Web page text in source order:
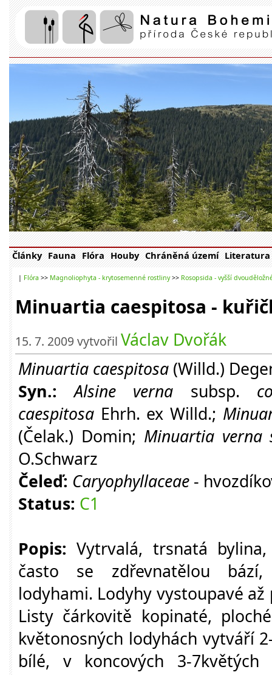
Články Fauna Flóra Houby Chráněná území Literatura
| Flóra >> Magnoliophyta - krytosemenné rostliny>> Rosopsida - vyšší
Minuartia caespitosa -
15. 7. 2009 vytvořil Václav Dvořák
Minuartia caespitosa (Willd.)
Syn.:Alsine verna subsp.
caespitosa Ehrh. ex Willd.;
(Čelak.) Domin; Minuartia verna
O.Schwarz
Čeleď: Caryophyllaceae -
Status: C1
Popis: Vytrvalá, trsnatá
často se zdřevnatělou
lodyhami. Lodyhy vystoupavé
Listy čárkovitě kopinaté,
květonosných lodyhách vytváří
bílé, v koncových 3-7květých